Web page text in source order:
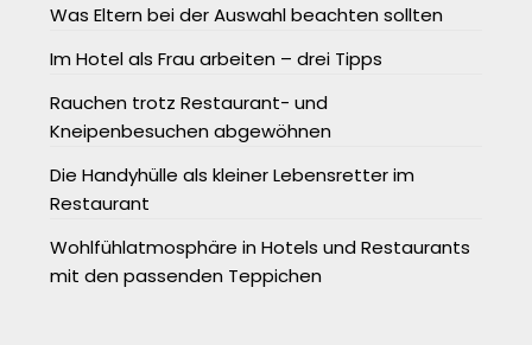
Was Eltern bei der Auswahl beachten sollten
Im Hotel als Frau arbeiten – drei Tipps
Rauchen trotz Restaurant- und
Kneipenbesuchen abgewöhnen
Die Handyhülle als kleiner Lebensretter im
Restaurant
Wohlfühlatmosphäre in Hotels und Restaurants
mit den passenden Teppichen